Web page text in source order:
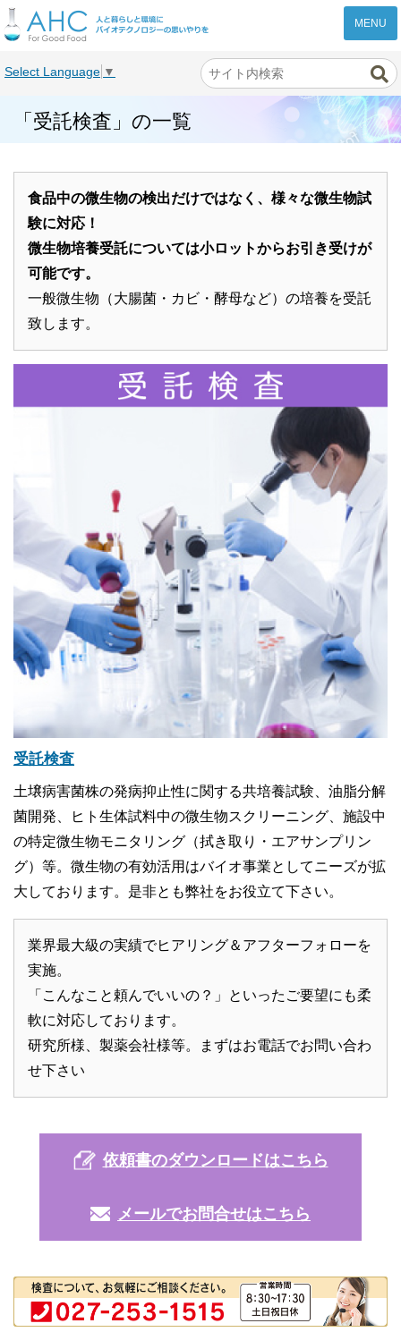
Select Language ▼
「受託検査」の一覧
食品中の微生物の検出だけではなく、様々な微生物試
験に対応！
微生物培養受託については小ロットからお引き受けが
可能です。
一般微生物（大腸菌・カビ・酵母など）の培養を受託
致します。
受託検査
土壌病害菌株の発病抑止性に関する共培養試験、油脂分解
菌開発、ヒト生体試料中の微生物スクリーニング、施設中
の特定微生物モニタリング（拭き取り・エアサンプリン
グ）等。微生物の有効活用はバイオ事業としてニーズが拡
大しております。是非とも弊社をお役立て下さい。
業界最大級の実績でヒアリング＆アフターフォローを
実施。
「こんなこと頼んでいいの？」といったご要望にも柔
軟に対応しております。
研究所様、製薬会社様等。まずはお電話でお問い合わ
せ下さい
依頼書のダウンロードはこちら
メールでお問合せはこちら